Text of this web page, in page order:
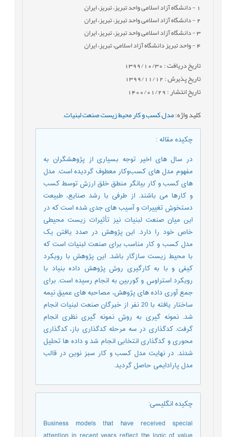
- دانشگاه آزاد اسلامی واحد تبریز، تبریز، ایران
2- دانشگاه آزاد اسلامی واحد تبریز، تبریز، ایران
3- دانشگاه آزاد اسلامی واحد تبریز، تبریز، ایران
4- واحد تبریز دانشگاه آزاد اسلامی، تبریز، ایران
تاریخ دریافت : 1399/10/30
تاریخ پذیرش : 1399/11/12
تاریخ انتشار : 1400/01/29
کلید واژه:مدل کسب و کار محیط زیست صنعت لبنیات,
چکیده مقاله:
در سال های اخیر توجه بسیاری از پژوهشگران به
مفهوم مدل های کسب‌وکار معطوف گردیده است. مدل
های کسب و کار بیانگر منطق خلق ارزش توسط کسب
و کارها می باشند. از طرفی با رشد صنایع، طبیعت
دستخوش تغییرات و آسیب های جدی شده است که در
این میان صنعت لبنیات نیز تأثیرات زیست محیطی
خاص خود را دارد. این پژوهش در صدد یافتن یک
مدل کسب و کار مناسب برای صنعت لبنیات است که
با محیط زیست سازگار باشد. این پژوهش با رویکرد
کیفی و با به کارگیری روش پژوهش داده بنیاد با
رویکرد استراوس و کوربین به انجام رسیده است. برای
جمع آوری داده های پژوهش، مصاحبه های عمیق نیمه
ساختار یافته با 20 نفر از خبرگان صنعت لبنیات انجام
شد. نمونه گیری به روش نمونه گیری نظری انجام
گرفت. کدگذاری در سه مرحله کدگذاری باز، کدگذاری
محوری و کدگذاری انتخابی انجام شد و داده ها تحلیل
شدند. در نهایت مدل کسب و کار سبز نوین در قالب
مدل پارادایمی حاصل گردید.
چکیده انگلیسی:
Business models that have received special